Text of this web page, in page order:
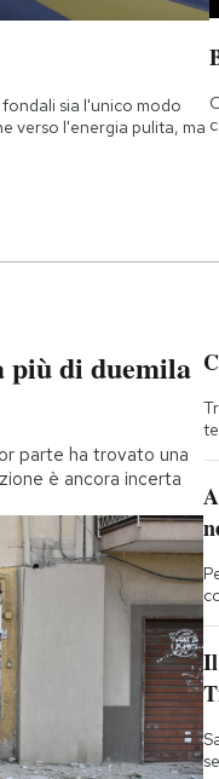
sia l'unico modo
verso l'energia pulita, ma
più di duemila
parte ha trovato una
è ancora incerta